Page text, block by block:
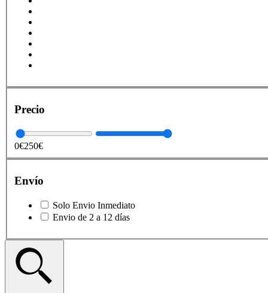
Precio
0€250€
Envío
Solo Envio Inmediato
Envio de 2 a 12 días